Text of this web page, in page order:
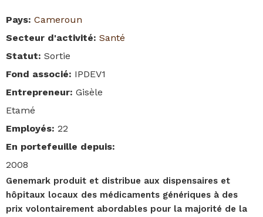
Pays: Cameroun
Secteur d'activité: Santé
Statut: Sortie
Fond associé: IPDEV1
Entrepreneur: Gisèle
Etamé
Employés: 22
En portefeuille depuis:
2008
Genemark produit et distribue aux dispensaires et
hôpitaux locaux des médicaments génériques à des
prix volontairement abordables pour la majorité de la